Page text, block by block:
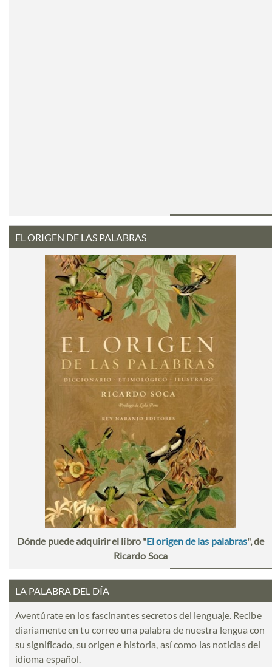
EL ORIGEN DE LAS PALABRAS
Dónde puede adquirir el libro "El origen de las palabras", de
Ricardo Soca
LA PALABRA DEL DÍA
Aventúrate en los fascinantes secretos del lenguaje. Recibe
diariamente en tu correo una palabra de nuestra lengua con
su significado, su origen e historia, así como las noticias del
idioma español.